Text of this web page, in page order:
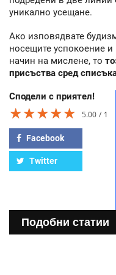
уникално усещане.
Ако изповядвате
носещите успокоение и
начин на мислене, то
присъства сред
Сподели с приятел!
★★★★★
★★★★★
★★★★★ 5.00 1
Facebook
Twitter
Подобни статии